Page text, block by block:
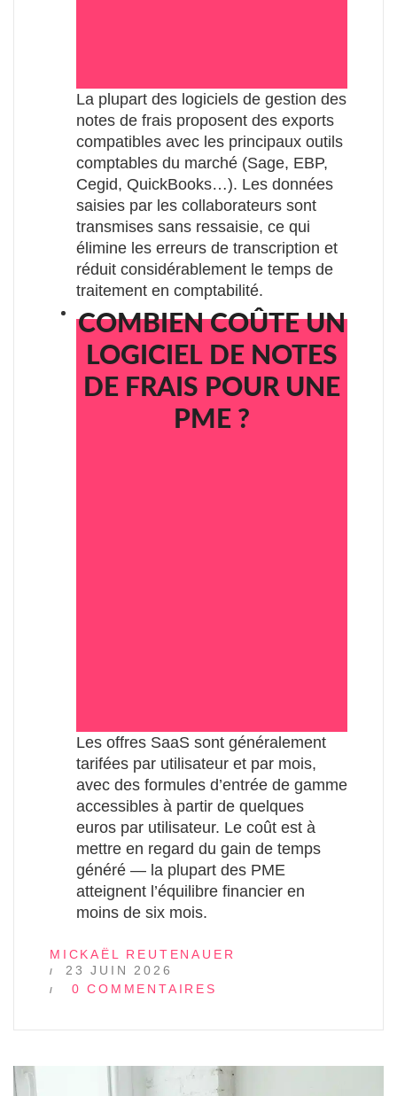
La plupart des logiciels de gestion des
notes de frais proposent des exports
compatibles avec les principaux outils
comptables du marché (Sage, EBP,
Cegid, QuickBooks…). Les données
saisies par les collaborateurs sont
transmises sans ressaisie, ce qui
élimine les erreurs de transcription et
réduit considérablement le temps de
traitement en comptabilité.
COMBIEN COÛTE UN
LOGICIEL DE NOTES
DE FRAIS POUR UNE
PME ?
Les offres SaaS sont généralement
tarifées par utilisateur et par mois,
avec des formules d’entrée de gamme
accessibles à partir de quelques
euros par utilisateur. Le coût est à
mettre en regard du gain de temps
généré — la plupart des PME
atteignent l’équilibre financier en
moins de six mois.
MICKAËL REUTENAUER
23 JUIN 2026
0 COMMENTAIRES